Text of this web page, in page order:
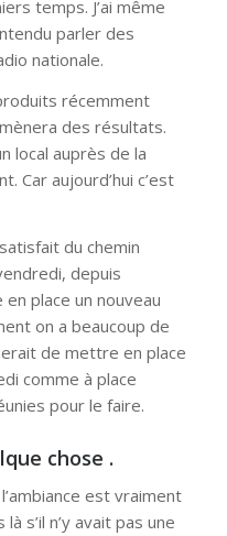
temps. J’ai même
parler des
nationale.
récemment
des résultats.
local auprès de la
Car aujourd’hui c’est
du chemin
depuis
place un nouveau
on a beaucoup de
de mettre en place
comme à place
pour le faire.
chose .
est vraiment
s’il n’y avait pas une